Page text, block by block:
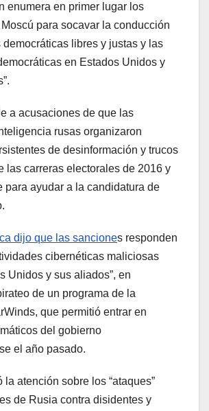
enumera en primer lugar los
Moscú para socavar la conducción
libres y justas y las
en Estados Unidos y
a acusaciones de que las
rusas organizaron
de desinformación y trucos
las carreras electorales de 2016 y
para ayudar a la candidatura de
dijo que las sanciones responden
cibernéticas maliciosas
Unidos y sus aliados”, en
de un programa de la
que permitió entrar en
del gobierno
el año pasado.
la atención sobre los “ataques”
de Rusia contra disidentes y